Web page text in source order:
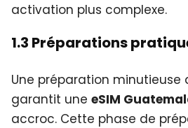
activation plus complexe.
1.3 Préparations
Une préparation
garantit une eSIM
accroc. Cette phase de